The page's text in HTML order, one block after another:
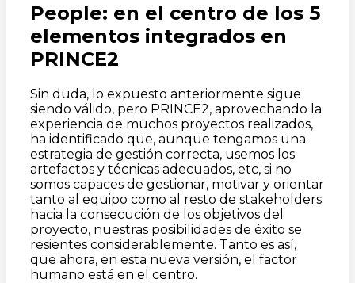
People: en el centro de los 5
elementos integrados en
PRINCE2
Sin duda, lo expuesto anteriormente sigue
siendo válido, pero PRINCE2, aprovechando la
experiencia de muchos proyectos realizados,
ha identificado que, aunque tengamos una
estrategia de gestión correcta, usemos los
artefactos y técnicas adecuados, etc, si no
somos capaces de gestionar, motivar y orientar
tanto al equipo como al resto de stakeholders
hacia la consecución de los objetivos del
proyecto, nuestras posibilidades de éxito se
resientes considerablemente. Tanto es así,
que ahora, en esta nueva versión, el factor
humano está en el centro.